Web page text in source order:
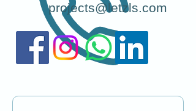
projects@letzls.com